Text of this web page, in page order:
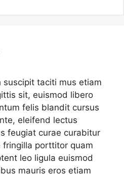
suscipit taciti mus etiam
sit, euismod libero
felis blandit cursus
eleifend lectus
feugiat curae curabitur
fringilla porttitor quam
leo ligula euismod
mauris eros etiam